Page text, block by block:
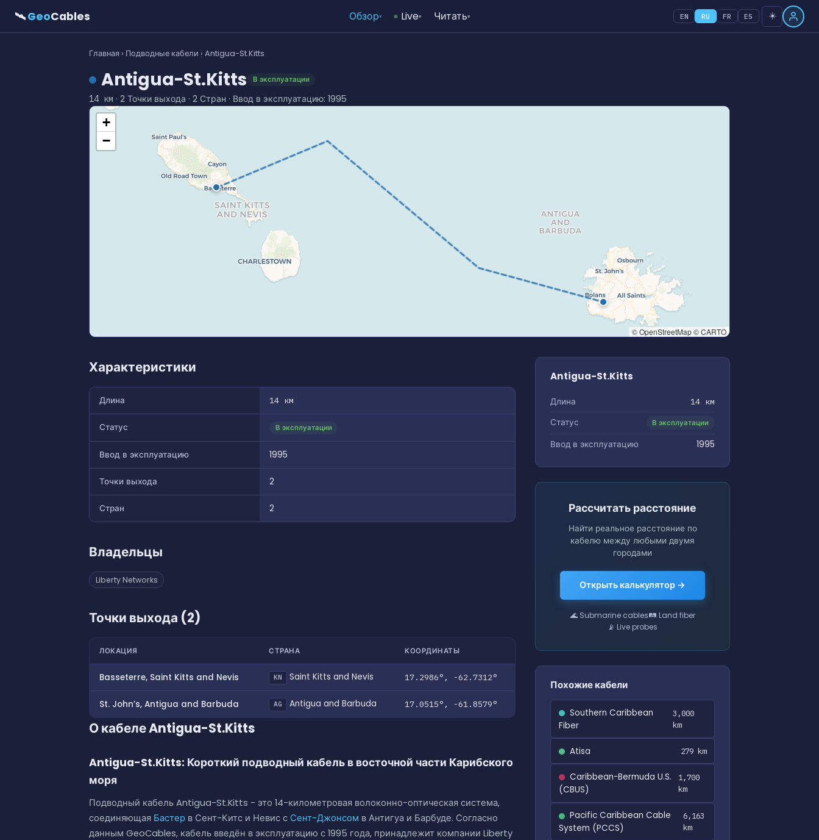
🛰GeoCables Обзор▾ Live▾ Читать▾ EN RU FR ES ☀️
Главная › Подводные кабели › Antigua-St.Kitts
Antigua-St.Kitts В эксплуатации
14 км · 2 Точки выхода · 2 Стран · Ввод в эксплуатацию: 1995
+
−
© OpenStreetMap © CARTO
Характеристики
Длина 14 км
Статус В эксплуатации
Ввод в эксплуатацию 1995
Точки выхода 2
Стран 2
Владельцы
Liberty Networks
Точки выхода (2)
ЛОКАЦИЯ СТРАНА КООРДИНАТЫ
Basseterre, Saint Kitts and Nevis KN Saint Kitts and Nevis 17.2986°, -62.7312°
St. John’s, Antigua and Barbuda AG Antigua and Barbuda 17.0515°, -61.8579°
О кабеле Antigua-St.Kitts
Antigua-St.Kitts: Короткий подводный кабель в восточной части Карибского
моря
Подводный кабель Antigua-St.Kitts - это 14-километровая волоконно-оптическая система,
соединяющая Бастер в Сент-Китс и Невис с Сент-Джонсом в Антигуа и Барбуде. Согласно
данным GeoCables, кабель введён в эксплуатацию с 1995 года, принадлежит компании Liberty
Antigua-St.Kitts
Длина 14 км
Статус В эксплуатации
Ввод в эксплуатацию 1995
Рассчитать расстояние
Найти реальное расстояние по
кабелю между любыми двумя
городами
Открыть калькулятор →
🌊 Submarine cables🛤 Land fiber
📡 Live probes
Похожие кабели
Southern Caribbean
Fiber
3,000
km
Atisa 279 km
Caribbean-Bermuda U.S.
(CBUS)
1,700
km
Pacific Caribbean Cable
System (PCCS)
6,163
km